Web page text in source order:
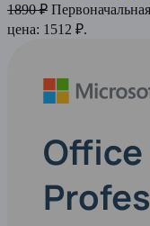
1890 ₽
цена: 1512 ₽.